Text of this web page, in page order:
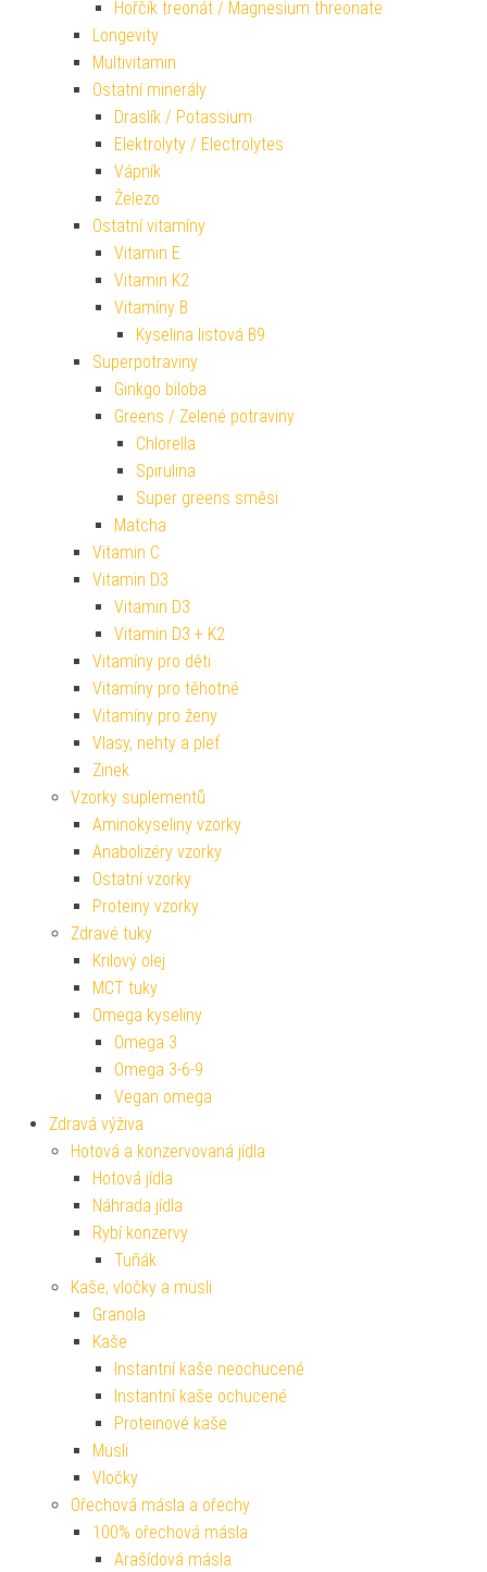
Hořčík treonát / Magnesium threonate
Longevity
Multivitamin
Ostatní minerály
Draslík / Potassium
Elektrolyty / Electrolytes
Vápník
Železo
Ostatní vitamíny
Vitamin E
Vitamin K2
Vitamíny B
Kyselina listová B9
Superpotraviny
Ginkgo biloba
Greens / Zelené potraviny
Chlorella
Spirulina
Super greens směsi
Matcha
Vitamin C
Vitamin D3
Vitamin D3
Vitamin D3 + K2
Vitamíny pro děti
Vitamíny pro těhotné
Vitamíny pro ženy
Vlasy, nehty a pleť
Zinek
Vzorky suplementů
Aminokyseliny vzorky
Anabolizéry vzorky
Ostatní vzorky
Proteiny vzorky
Zdravé tuky
Krilový olej
MCT tuky
Omega kyseliny
Omega 3
Omega 3-6-9
Vegan omega
Zdravá výživa
Hotová a konzervovaná jídla
Hotová jídla
Náhrada jídla
Rybí konzervy
Tuňák
Kaše, vločky a müsli
Granola
Kaše
Instantní kaše neochucené
Instantní kaše ochucené
Proteinové kaše
Müsli
Vločky
Ořechová másla a ořechy
100% ořechová másla
Arašídová másla